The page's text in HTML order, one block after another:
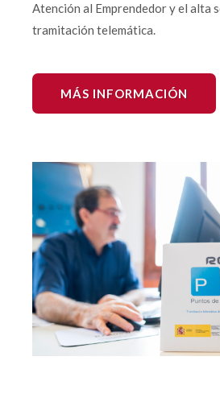
Atención al Emprendedor y el alta
tramitación telemática.
MÁS INFORMACIÓN